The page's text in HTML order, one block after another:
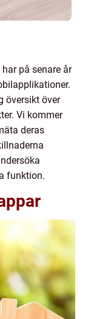
på senare år
översikt över
Vi kommer
deras
funktion.